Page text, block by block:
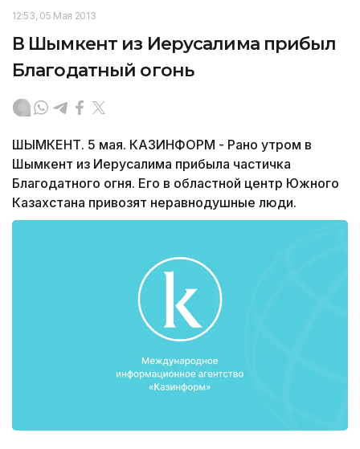
12:53, 05 Мая 2013
В Шымкент из Иерусалима прибыл
Благодатный огонь
ШЫМКЕНТ. 5 мая. КАЗИНФОРМ - Рано утром в
Шымкент из Иерусалима прибыла частичка
Благодатного огня. Его в областной центр Южного
Казахстана привозят неравнодушные люди.